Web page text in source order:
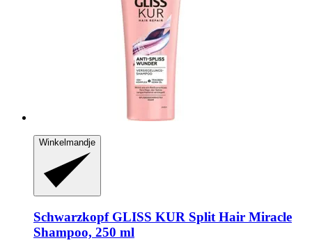
Winkelmandje
SchwarzkopfGLISS KUR Split Hair Miracle
Shampoo, 250 ml